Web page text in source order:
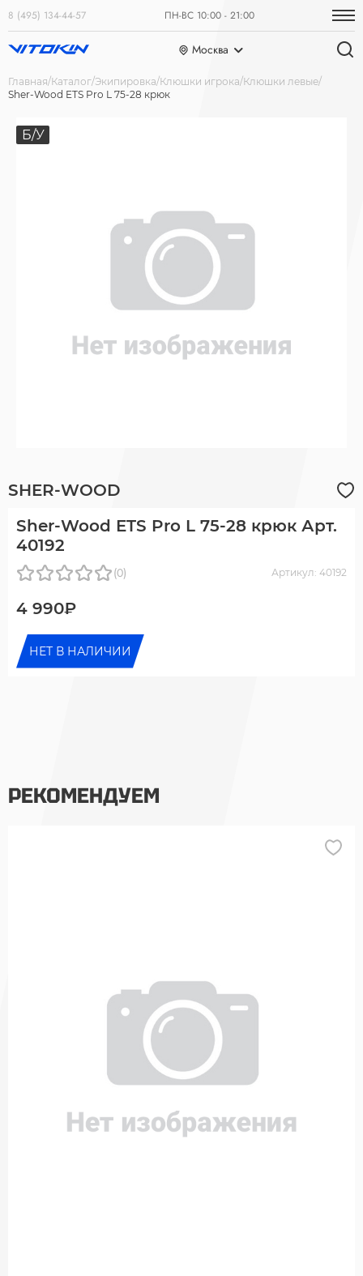
8 (495) 134-44-57 ПН-ВС 10:00 - 21:00
Москва
Главная Каталог Экипировка Клюшки игрока Клюшки левые
Sher-Wood ETS Pro L 75-28 крюк
Б/У
SHER-WOOD
Sher-Wood ETS Pro L 75-28 крюк Арт.
40192
(0) Артикул: 40192
4 990₽
НЕТ В НАЛИЧИИ
РЕКОМЕНДУЕМ